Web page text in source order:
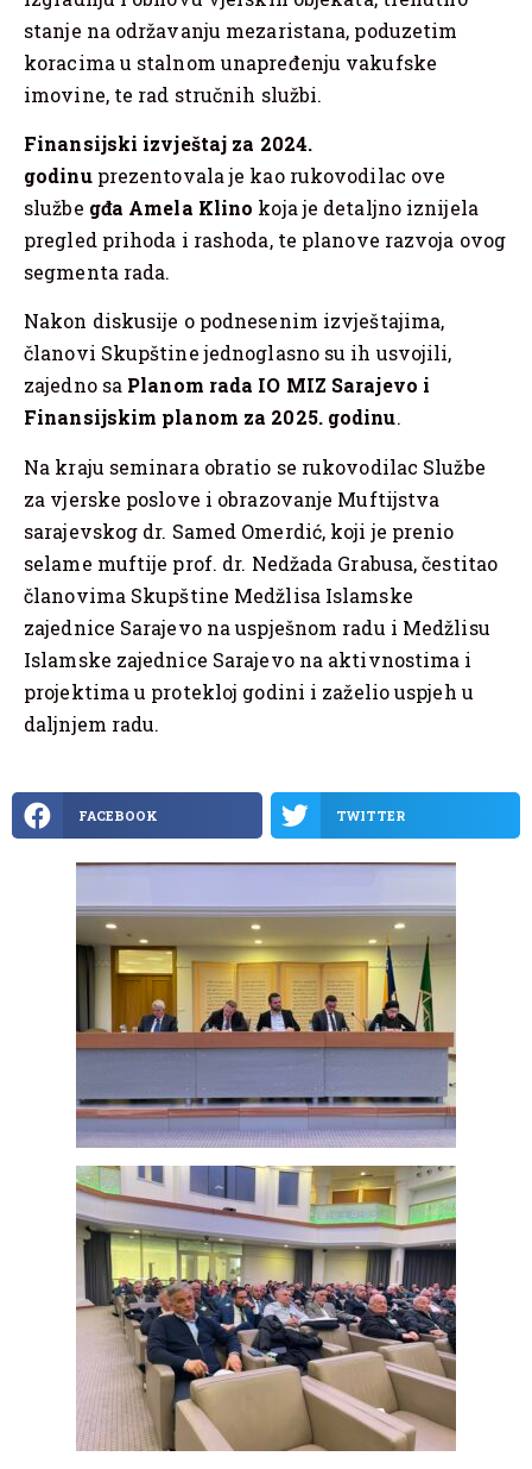
stanje na održavanju mezaristana, poduzetim
koracima u stalnom unapređenju vakufske
imovine, te rad stručnih službi.
Finansijski izvještaj za 2024.
godinuprezentovala je kao rukovodilac ove
službe gđa Amela Klino koja je detaljno iznijela
pregled prihoda i rashoda, te planove razvoja ovog
segmenta rada.
Nakon diskusije o podnesenim izvještajima,
članovi Skupštine jednoglasno su ih usvojili,
zajedno sa Planom rada IO MIZ Sarajevo i
Finansijskim planom za 2025. godinu.
Na kraju seminara obratio se rukovodilac Službe
za vjerske poslove i obrazovanje Muftijstva
sarajevskog dr. Samed Omerdić, koji je prenio
selame muftije prof. dr. Nedžada Grabusa, čestitao
članovima Skupštine Medžlisa Islamske
zajednice Sarajevo na uspješnom radu i Medžlisu
Islamske zajednice Sarajevo na aktivnostima i
projektima u protekloj godini i zaželio uspjeh u
daljnjem radu.
FACEBOOK TWITTER